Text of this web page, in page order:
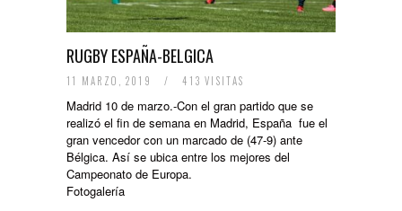
RUGBY ESPAÑA-BELGICA
11 MARZO, 2019 / 413 VISITAS
Madrid 10 de marzo.-Con el gran partido que se
realizó el fin de semana en Madrid, España fue el
gran vencedor con un marcado de (47-9) ante
Bélgica. Así se ubica entre los mejores del
Campeonato de Europa.
Fotogalería